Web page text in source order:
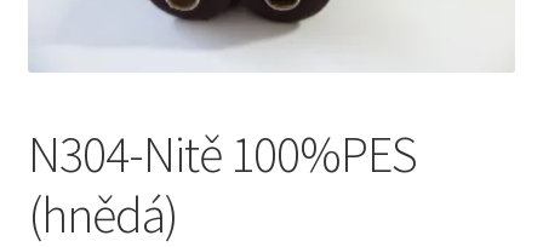
N304-Nitě 100%PES
(hnědá)